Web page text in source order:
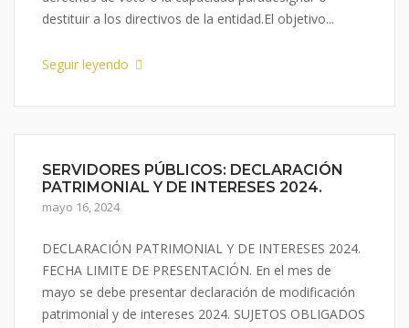
destituir a los directivos de la entidad.El objetivo...
Seguir leyendo
SERVIDORES PÚBLICOS: DECLARACIÓN
PATRIMONIAL Y DE INTERESES 2024.
mayo 16, 2024
DECLARACIÓN PATRIMONIAL Y DE INTERESES 2024.
FECHA LIMITE DE PRESENTACIÓN. En el mes de
mayo se debe presentar declaración de modificación
patrimonial y de intereses 2024. SUJETOS OBLIGADOS